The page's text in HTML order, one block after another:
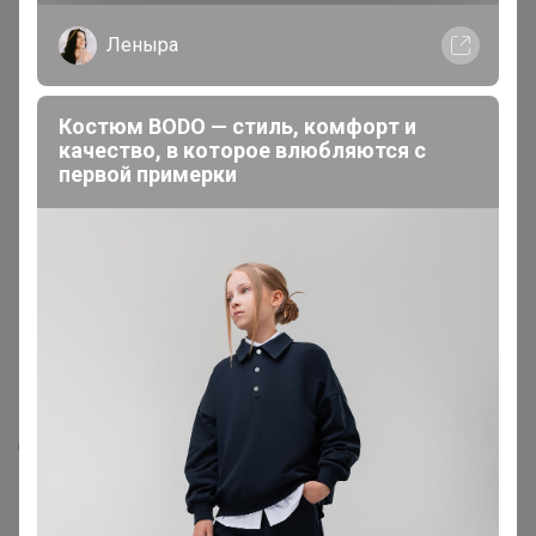
Шиповник ягоды высший
сорт, 100гр
"Курага – это сушеный абрикос без косточек. .Курага
поддерживает здоровье сердца, повышает
иммунитет, укрепляет кости и зубы, а также
Леныра
Костюм BODO — стиль, комфорт и
качество, в которое влюбляются с
первой примерки